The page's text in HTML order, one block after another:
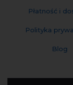
Płatność i
Polityka
Blog